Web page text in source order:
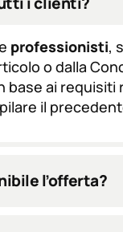
professionisti,
o dalla
base ai
il
l’offerta?